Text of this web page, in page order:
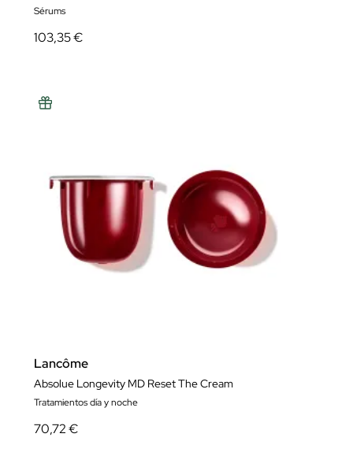
Sérums
103,35 €
Lancôme
Absolue Longevity MD Reset The Cream
Tratamientos día y noche
70,72 €